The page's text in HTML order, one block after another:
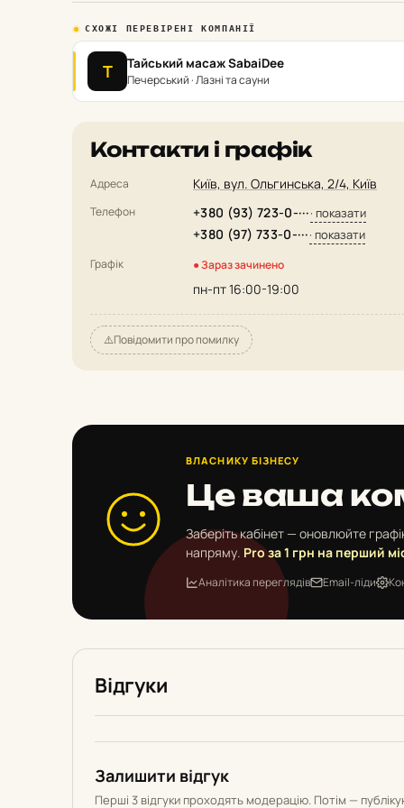
СХОЖІ ПЕРЕВІРЕНІ КОМПАНІЇ
Т Тайський масаж SabaiDee
Печерський · Лазні та сауни
Контакти і графік
Адреса Київ, вул. Ольгинська, 2/4, Київ
Телефон +380 (93) 723-0-···· показати
+380 (97) 733-0-···· показати
Графік ● Зараз зачинено
пн-пт 16:00-19:00
⚠️Повідомити про помилку
ВЛАСНИКУ БІЗНЕСУ
Це ваша
Заберіть кабінет — оновлюйте
напряму. Pro за 1 грн на перший
Аналітика переглядів Email-ліди
Відгуки
Залишити відгук
Перші 3 відгуки проходять модерацію. Потім —